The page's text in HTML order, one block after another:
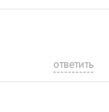
ответить